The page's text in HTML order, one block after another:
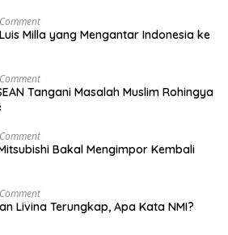
Milla yang Mengantar Indonesia ke
Tangani Masalah Muslim Rohingya
Bakal Mengimpor Kembali
Livina Terungkap, Apa Kata NMI?